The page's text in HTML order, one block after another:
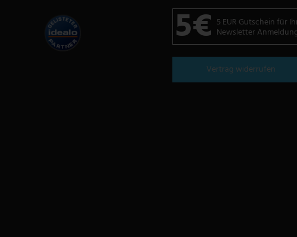
5€ 5 EUR Gutschein für
Newsletter
Vertrag widerrufen